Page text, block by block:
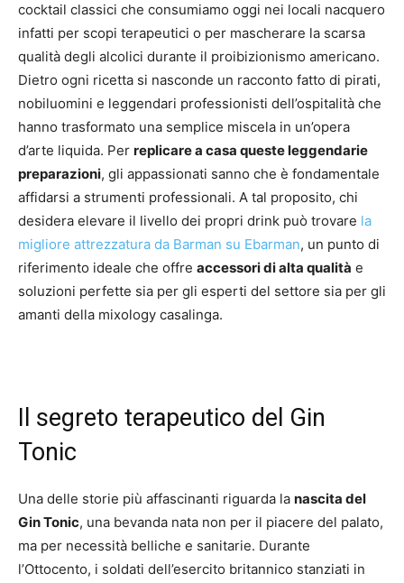
cocktail classici che consumiamo oggi nei locali nacquero
infatti per scopi terapeutici o per mascherare la scarsa
qualità degli alcolici durante il proibizionismo americano.
Dietro ogni ricetta si nasconde un racconto fatto di pirati,
nobiluomini e leggendari professionisti dell’ospitalità che
hanno trasformato una semplice miscela in un’opera
d’arte liquida. Per replicare a casa queste leggendarie
preparazioni, gli appassionati sanno che è fondamentale
affidarsi a strumenti professionali. A tal proposito, chi
desidera elevare il livello dei propri drink può trovare la
migliore attrezzatura da Barman su Ebarman, un punto di
riferimento ideale che offre accessori di alta qualità e
soluzioni perfette sia per gli esperti del settore sia per gli
amanti della mixology casalinga.
Il segreto terapeutico del Gin
Tonic
Una delle storie più affascinanti riguarda la nascita del
Gin Tonic, una bevanda nata non per il piacere del palato,
ma per necessità belliche e sanitarie. Durante
l’Ottocento, i soldati dell’esercito britannico stanziati in